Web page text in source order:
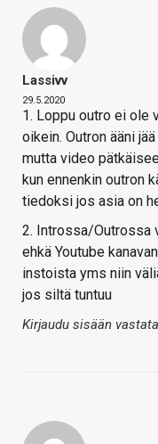
Lassivv
29.5.2020
1. Loppu outro ei ole
oikein. Outron ääni
mutta video
kun ennenkin outron
tiedoksi jos asia on
2. Introssa/Outrossa
ehkä Youtube
instoista yms niin
jos siltä tuntuu
Kirjaudu sisään